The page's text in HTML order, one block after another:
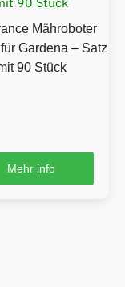
Mähroboter
Gardena – Satz
90 Stück
Mehr info